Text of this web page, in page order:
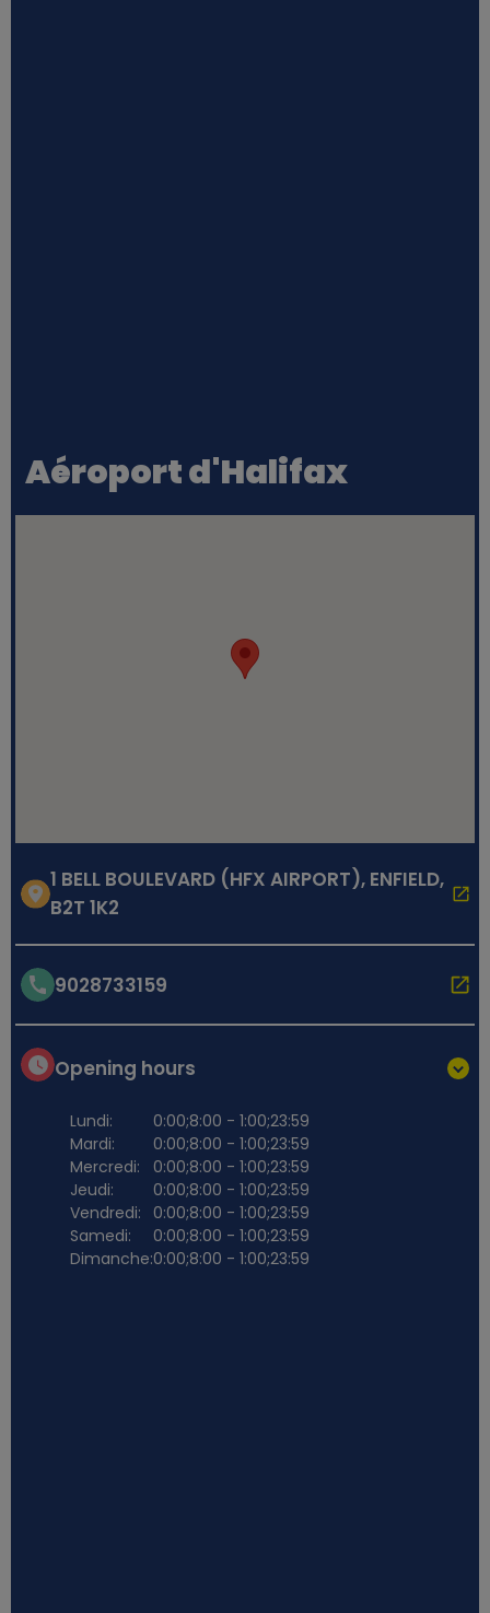
Aéroport d'Halifax
1 BELL BOULEVARD (HFX AIRPORT), ENFIELD,
B2T 1K2
9028733159
Opening hours
Lundi:
Mardi:
Mercredi:
Jeudi:
Vendredi:
Samedi:
Dimanche:
0:00;8:00 - 1:00;23:59
0:00;8:00 - 1:00;23:59
0:00;8:00 - 1:00;23:59
0:00;8:00 - 1:00;23:59
0:00;8:00 - 1:00;23:59
0:00;8:00 - 1:00;23:59
0:00;8:00 - 1:00;23:59